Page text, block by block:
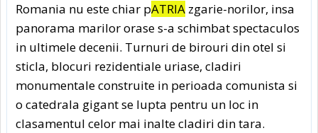
Romania nu este chiar pATRIA zgarie-norilor, insa
panorama marilor orase s-a schimbat spectaculos
in ultimele decenii. Turnuri de birouri din otel si
sticla, blocuri rezidentiale uriase, cladiri
monumentale construite in perioada comunista si
o catedrala gigant se lupta pentru un loc in
clasamentul celor mai inalte cladiri din tara.